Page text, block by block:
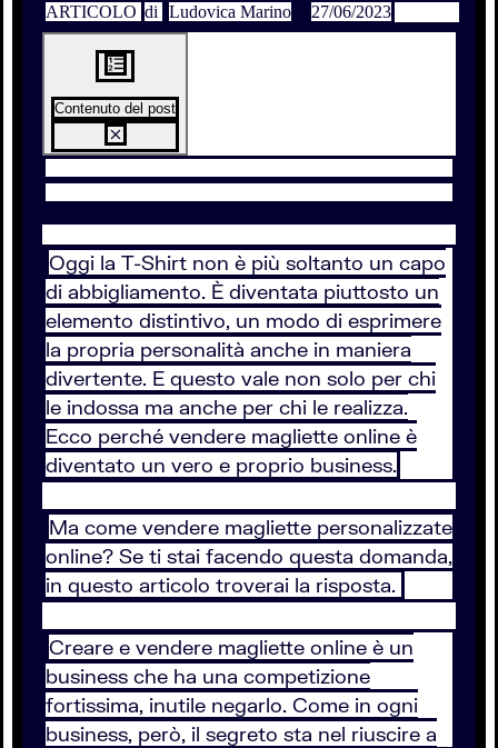
ARTICOLO di Ludovica Marino 27/06/2023
Contenuto del post
Oggi la T-Shirt non è più soltanto un capo
di abbigliamento. È diventata piuttosto un
elemento distintivo, un modo di esprimere
la propria personalità anche in maniera
divertente. E questo vale non solo per chi
le indossa ma anche per chi le realizza.
Ecco perché vendere magliette online è
diventato un vero e proprio business.
Ma come vendere magliette personalizzate
online? Se ti stai facendo questa domanda,
in questo articolo troverai la risposta.
Creare e vendere magliette online è un
business che ha una competizione
fortissima, inutile negarlo. Come in ogni
business, però, il segreto sta nel riuscire a